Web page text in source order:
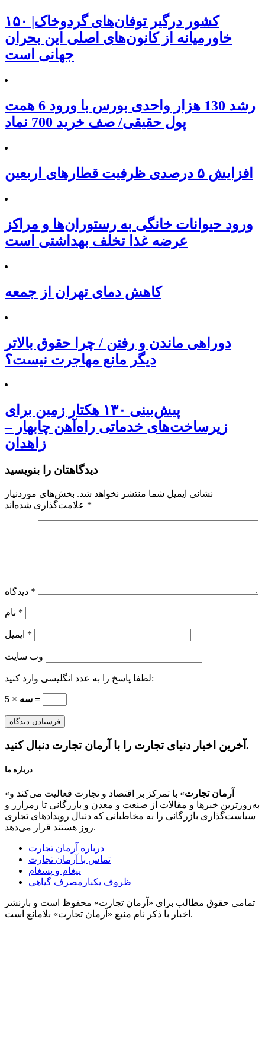
۱۵۰ کشور درگیر توفان‌های گردوخاک|
خاورمیانه از کانون‌های اصلی این بحران
جهانی است
رشد 130 هزار واحدی بورس با ورود 6 همت
پول حقیقی/ صف خرید 700 نماد
افزایش ۵ درصدی ظرفیت قطارهای اربعین
ورود حیوانات خانگی به رستوران‌ها و مراکز
عرضه غذا تخلف بهداشتی است
کاهش دمای تهران از جمعه
دوراهی ماندن و رفتن / چرا حقوق بالاتر
دیگر مانع مهاجرت نیست؟
پیش‌بینی ۱۳۰ هکتار زمین برای
زیرساخت‌های خدماتی راه‌آهن چابهار –
زاهدان
دیدگاهتان را بنویسید
نشانی ایمیل شما منتشر نخواهد شد. بخش‌های موردنیاز
*
*
*
*
وب‌ سایت
لطفا پاسخ را به عدد انگلیسی وارد کنید:
5 × سه =
آخرین اخبار دنیای تجارت را با آرمان تجارت دنبال کنید.
درباره ما
« آرمان تجارت» با تمرکز بر اقتصاد و تجارت فعالیت می‌کند و
به‌روزترین خبرها و مقالات از صنعت و معدن و بازرگانی تا رمزارز و
سیاست‌گذاری بازرگانی را به مخاطبانی که دنبال رویدادهای تجاری
روز هستند قرار می‌دهد.
درباره آرمان تجارت
تماس با آرمان تجارت
پیغام و پسغام
ظروف یکبارمصرف گیاهی
تمامی حقوق مطالب برای «آرمان تجارت» محفوظ است و بازنشر
اخبار با ذکر نام منبع «آرمان تجارت» بلامانع است.